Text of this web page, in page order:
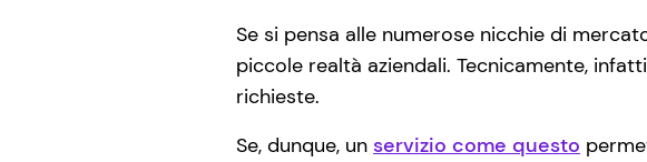
Se si pensa alle numerose nicchie di
piccole realtà aziendali. Tecnicamente,
richieste.
Se, dunque, un servizio come questo